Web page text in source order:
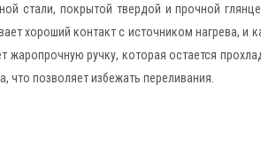
стали, покрытой твердой и прочной
хороший контакт с источником нагрева,
жаропрочную ручку, которая остается
позволяет избежать переливания.